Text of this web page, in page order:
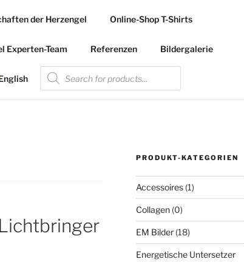
der Herzengel Online-Shop T-Shirts
Experten-Team Referenzen Bildergalerie
Products
search
PRODUKT-KATEGORIEN
Accessoires (1)
Collagen (0)
EM Bilder (18)
Energetische Untersetzer